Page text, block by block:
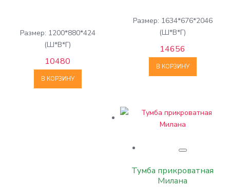
Размер: 1200*880*424
(Ш*В*Г)
10480
В КОРЗИНУ
Размер: 1634*676*2046
(Ш*В*Г)
14656
В КОРЗИНУ
Тумба прикроватная
Милана